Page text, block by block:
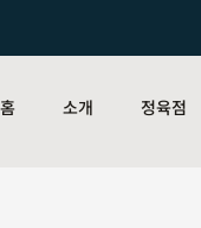
홈 소개 정육점